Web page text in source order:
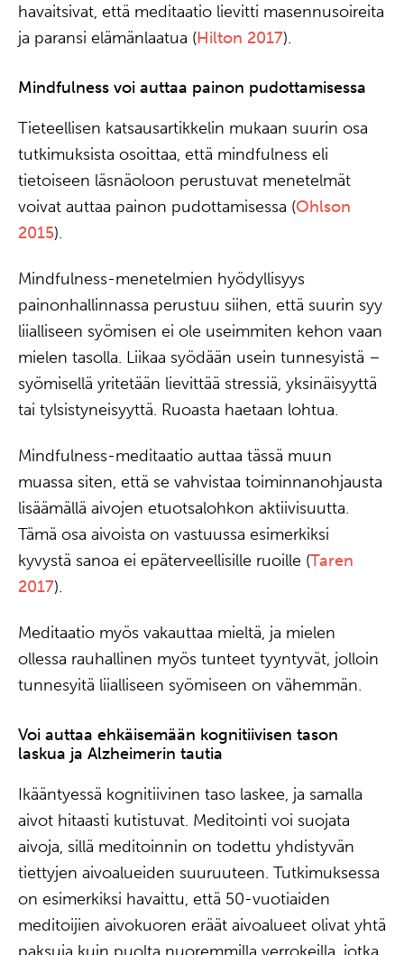
havaitsivat, että meditaatio lievitti masennusoireita
ja paransi elämänlaatua (Hilton 2017).
Mindfulness voi auttaa painon pudottamisessa
Tieteellisen katsausartikkelin mukaan suurin osa
tutkimuksista osoittaa, että mindfulness eli
tietoiseen läsnäoloon perustuvat menetelmät
voivat auttaa painon pudottamisessa (Ohlson
2015).
Mindfulness-menetelmien hyödyllisyys
painonhallinnassa perustuu siihen, että suurin syy
liialliseen syömisen ei ole useimmiten kehon vaan
mielen tasolla. Liikaa syödään usein tunnesyistä –
syömisellä yritetään lievittää stressiä, yksinäisyyttä
tai tylsistyneisyyttä. Ruoasta haetaan lohtua.
Mindfulness-meditaatio auttaa tässä muun
muassa siten, että se vahvistaa toiminnanohjausta
lisäämällä aivojen etuotsalohkon aktiivisuutta.
Tämä osa aivoista on vastuussa esimerkiksi
kyvystä sanoa ei epäterveellisille ruoille (Taren
2017).
Meditaatio myös vakauttaa mieltä, ja mielen
ollessa rauhallinen myös tunteet tyyntyvät, jolloin
tunnesyitä liialliseen syömiseen on vähemmän.
Voi auttaa ehkäisemään kognitiivisen tason
laskua ja Alzheimerin tautia
Ikääntyessä kognitiivinen taso laskee, ja samalla
aivot hitaasti kutistuvat. Meditointi voi suojata
aivoja, sillä meditoinnin on todettu yhdistyvän
tiettyjen aivoalueiden suuruuteen. Tutkimuksessa
on esimerkiksi havaittu, että 50-vuotiaiden
meditoijien aivokuoren eräät aivoalueet olivat yhtä
paksuja kuin puolta nuoremmilla verrokeilla, jotka